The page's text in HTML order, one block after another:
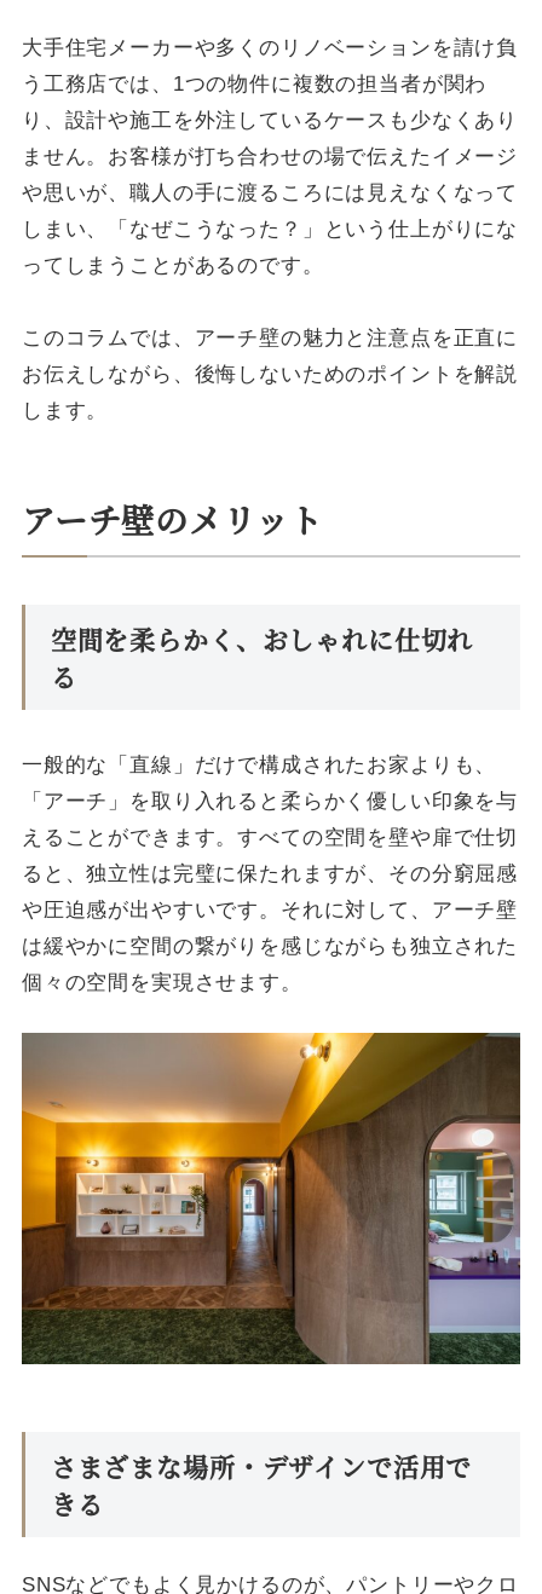
大手住宅メーカーや多くのリノベーションを請け負
う工務店では、1つの物件に複数の担当者が関わ
り、設計や施工を外注しているケースも少なくあり
ません。お客様が打ち合わせの場で伝えたイメージ
や思いが、職人の手に渡るころには見えなくなって
しまい、「なぜこうなった？」という仕上がりにな
ってしまうことがあるのです。
このコラムでは、アーチ壁の魅力と注意点を正直に
お伝えしながら、後悔しないためのポイントを解説
します。
アーチ壁のメリット
空間を柔らかく、おしゃれに仕切れ
る
一般的な「直線」だけで構成されたお家よりも、
「アーチ」を取り入れると柔らかく優しい印象を与
えることができます。すべての空間を壁や扉で仕切
ると、独立性は完璧に保たれますが、その分窮屈感
や圧迫感が出やすいです。それに対して、アーチ壁
は緩やかに空間の繋がりを感じながらも独立された
個々の空間を実現させます。
さまざまな場所・デザインで活用で
きる
SNSなどでもよく見かけるのが、パントリーやクロ